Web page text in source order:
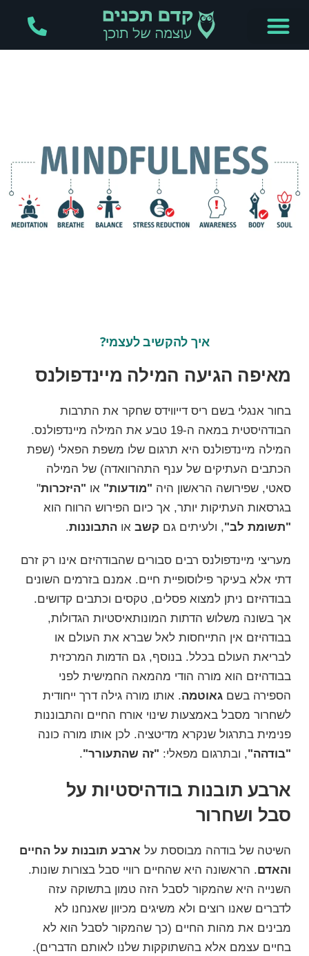
איך להקשיב לעצמי?
מאיפה הגיעה המילה מיינדפולנס
בחור אנגלי בשם ריס דייווידס שחקר את התרבות
הבודהיסטית במאה ה-19 טבע את המילה
מיינדפולנס.
המילה מיינדפולנס היא תרגום שלו משפת הפאלי (שפת
הכתבים העתיקים של ענף התהרוואדה) של המילה
סאטי, שפירושה הראשון היה "מודעות" או "היזכרות"
בגרסאות העתיקות יותר, אך כיום הפירוש הרווח הוא
"תשומת לב", ולעיתים גם קשב או התבוננות.
מעריצי מיינדפולנס רבים סבורים שהבודהיזם אינו רק זרם
דתי אלא בעיקר פילוסופיית חיים. אמנם בזרמים השונים
בבודהיזם ניתן למצוא פסלים, טקסים וכתבים קדושים.
אך בשונה משלוש הדתות המונותאיסטיות הגדולות,
בבודהיזם אין התייחסות לאל שברא את העולם או
לבריאת העולם בכלל. בנוסף, גם הדמות המרכזית
בבודהיזם הוא מורה הודי מהמאה החמישית לפני
הספירה בשם גאוטמה. אותו מורה גילה דרך ייחודית
לשחרור מסבל באמצעות שינוי אורח החיים והתבוננות
פנימית בתרגול שנקרא מדיטציה. לכן אותו מורה כונה
"בודהה", ובתרגום מפאלי: "זה שהתעורר".
ארבע תובנות בודהיסטיות על
סבל ושחרור
השיטה של בודהה מבוססת על ארבע תובנות על החיים
והאדם. הראשונה היא שהחיים רוויי סבל בצורות שונות.
השנייה היא שהמקור לסבל הזה טמון בתשוקה עזה
לדברים שאנו רוצים ולא משיגים מכיוון שאנחנו לא
מבינים את מהות החיים (כך שהמקור לסבל הוא לא
בחיים עצמם אלא בהשתוקקות שלנו לאותם הדברים).